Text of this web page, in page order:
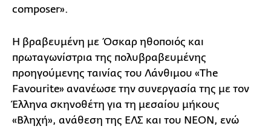
composer».
Η βραβευμένη με Όσκαρ ηθοποιός και
πρωταγωνίστρια της πολυβραβευμένης
προηγούμενης ταινίας του Λάνθιμου «The
Favourite» ανανέωσε την συνεργασία της με τον
Έλληνα σκηνοθέτη για τη μεσαίου μήκους
«Βληχή», ανάθεση της ΕΛΣ και του NEON, ενώ